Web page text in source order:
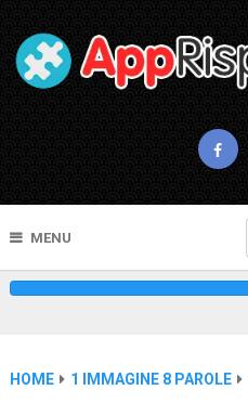
MENU
HOME 1 IMMAGINE 8 PAROLE